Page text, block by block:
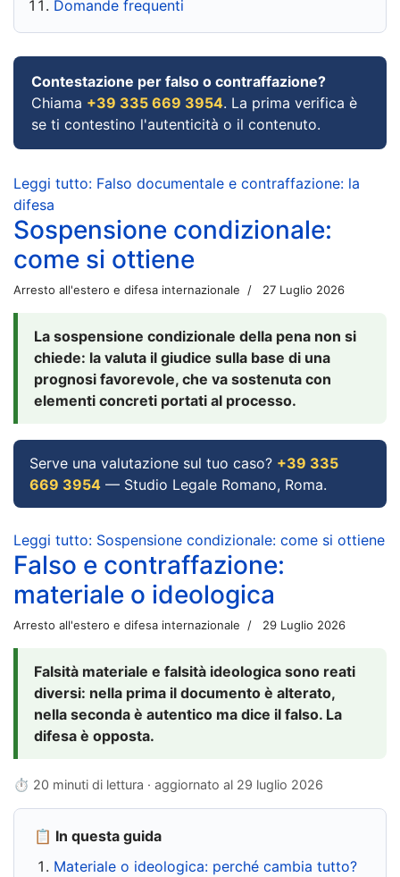
Domande frequenti
Contestazione per falso o contraffazione?
Chiama +39 335 669 3954. La prima verifica è
se ti contestino l'autenticità o il contenuto.
Leggi tutto: Falso documentale e contraffazione: la
difesa
Sospensione condizionale:
come si ottiene
Arresto all'estero e difesa internazionale 27 Luglio 2026
La sospensione condizionale della pena non si
chiede: la valuta il giudice sulla base di una
prognosi favorevole, che va sostenuta con
elementi concreti portati al processo.
Serve una valutazione sul tuo caso? +39 335
669 3954 — Studio Legale Romano, Roma.
Leggi tutto: Sospensione condizionale: come si ottiene
Falso e contraffazione:
materiale o ideologica
Arresto all'estero e difesa internazionale 29 Luglio 2026
Falsità materiale e falsità ideologica sono reati
diversi: nella prima il documento è alterato,
nella seconda è autentico ma dice il falso. La
difesa è opposta.
⏱ 20 minuti di lettura · aggiornato al 29 luglio 2026
📋 In questa guida
Materiale o ideologica: perché cambia tutto?